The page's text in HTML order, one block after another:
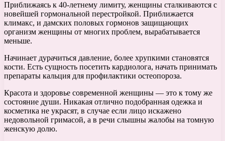
Приближаясь к 40-летнему лимиту, женщины сталкиваются с
новейшей гормональной перестройкой. Приближается
климакс, и дамских половых гормонов защищающих
организм женщины от многих проблем, вырабатывается
меньше.
Начинает дурачиться давление, более хрупкими становятся
кости. Есть сущность посетить кардиолога, начать принимать
препараты кальция для профилактики остеопороза.
Красота и здоровье современной женщины — это к тому же
состояние души. Никакая отлично подобранная одежка и
косметика не украсят, в случае если лицо искажено
недовольной гримасой, а в речи слышны жалобы на томную
женскую долю.